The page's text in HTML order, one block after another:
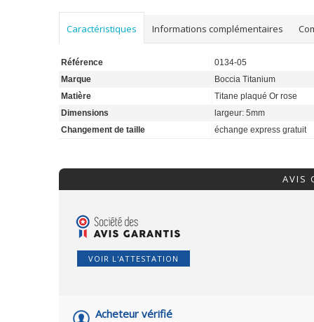
Caractéristiques Informations complémentaires
Référence
0134-05
Marque
Boccia Titanium
Matière
Titane plaqué Or rose
Dimensions
largeur: 5mm
Changement de taille
échange express gratuit
AVIS
VOIR L'ATTESTATION
Acheteur vérifié